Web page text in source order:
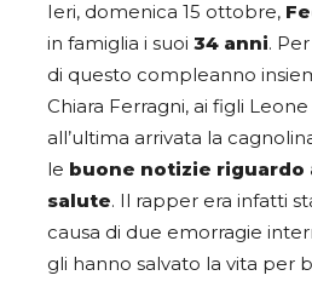
Ieri, domenica 15 ottobre,
in famiglia i suoi 34 anni.
di questo compleanno
Chiara Ferragni, ai figli
all’ultima arrivata la
le buone notizie riguardo
salute. Il rapper era infatti
causa di due emorragie
gli hanno salvato la vita per